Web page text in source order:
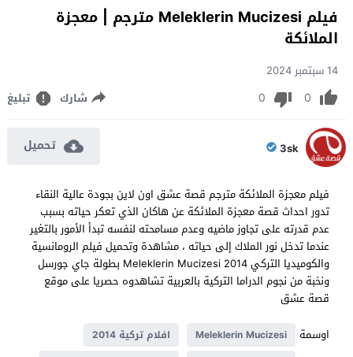
فيلم Meleklerin Mucizesi مترجم | معجزة
الملائكة
14 سبتمبر 2024
0
0 شارك تبليغ
3sk تحميل
فيلم معجزة الملائكة مترجم قصة عشق اون لاين بجودة عالية النقاء
تدور احداث قصة معجزة الملائكة عن هاكان الذي تعكر حياته بسبب
عدم قدرته على تجاوز ماضيه وعدم مسامحته لنفسه تبدأ الأمور بالتغير
عندما تدخل نور الملاك إلى حياته ، مشاهدة وتحميل فيلم الرومانسية
والكوميديا التركي Meleklerin Mucizesi 2014 بطولة جاي جورسل
ونخبة من نجوم الدراما التركية بالعربية تشاهدوه حصريا على موقع
قصة عشق
اوسمة
Meleklerin Mucizesi
افلام تركية 2014